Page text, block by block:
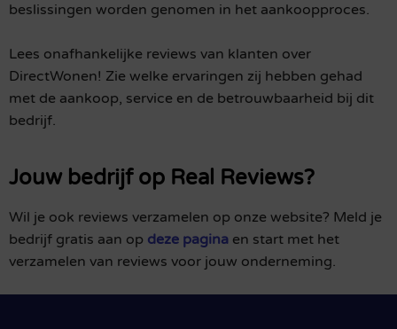
beslissingen worden genomen in het aankoopproces.
Lees onafhankelijke reviews van klanten over
DirectWonen! Zie welke ervaringen zij hebben gehad
met de aankoop, service en de betrouwbaarheid bij dit
bedrijf.
Jouw bedrijf op Real Reviews?
Wil je ook reviews verzamelen op onze website? Meld je
bedrijf gratis aan op deze pagina en start met het
verzamelen van reviews voor jouw onderneming.